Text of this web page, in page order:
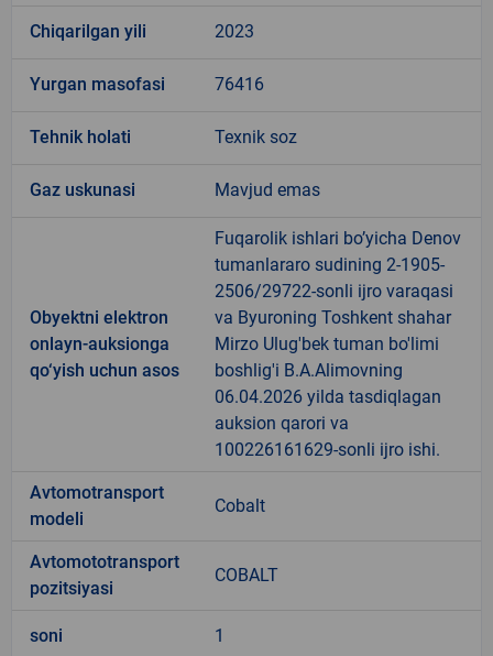
Chiqarilgan yili 2023
Yurgan masofasi 76416
Tehnik holati Texnik soz
Gaz uskunasi Mavjud emas
Obyektni elektron
onlayn-auksionga
qo‘yish uchun asos
Fuqarolik ishlari bo’yicha Denov
tumanlararo sudining 2-1905-
2506/29722-sonli ijro varaqasi
va Byuroning Toshkent shahar
Mirzo Ulug'bek tuman bo'limi
boshlig'i B.A.Alimovning
06.04.2026 yilda tasdiqlagan
auksion qarori va
100226161629-sonli ijro ishi.
Avtomotransport
modeli
Cobalt
Avtomototransport
pozitsiyasi
COBALT
soni 1